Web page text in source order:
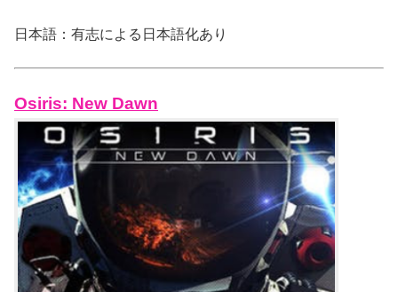
日本語：有志による日本語化あり
Osiris: New Dawn